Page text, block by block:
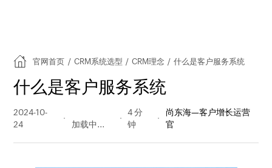
官网首页 / CRM系统选型 / CRM理念 / 什么是客户服务系统
什么是客户服务系统
2024-10-
24
量
4 分
钟
尚东海—客户增长运营
官